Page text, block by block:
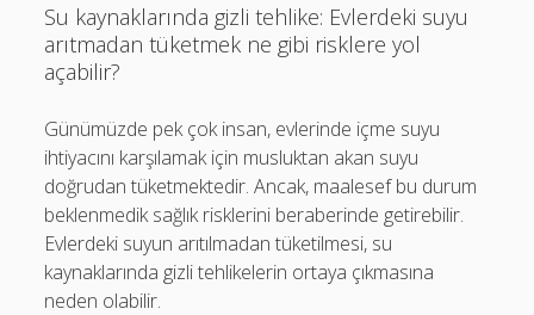
Su kaynaklarında gizli tehlike: Evlerdeki suyu
arıtmadan tüketmek ne gibi risklere yol
açabilir?
Günümüzde pek çok insan, evlerinde içme suyu
ihtiyacını karşılamak için musluktan akan suyu
doğrudan tüketmektedir. Ancak, maalesef bu durum
beklenmedik sağlık risklerini beraberinde getirebilir.
Evlerdeki suyun arıtılmadan tüketilmesi, su
kaynaklarında gizli tehlikelerin ortaya çıkmasına
neden olabilir.